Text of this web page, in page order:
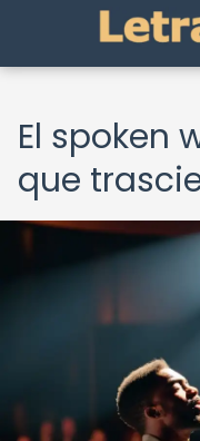
El spoken
que